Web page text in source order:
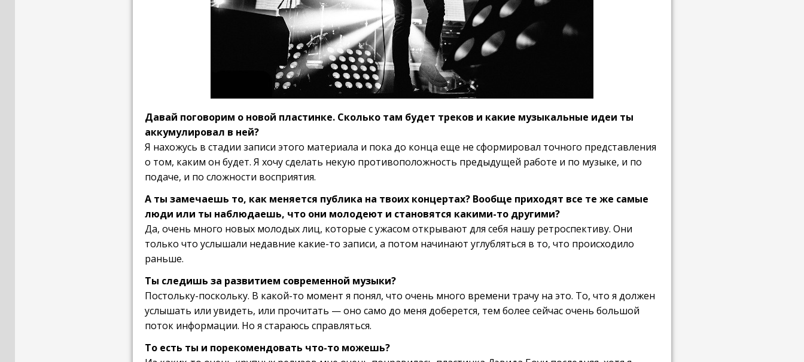
Давай поговорим о новой пластинке. Сколько там будет треков и какие музыкальные идеи ты
аккумулировал в ней?
Я нахожусь в стадии записи этого материала и пока до конца еще не сформировал точного представления
о том, каким он будет. Я хочу сделать некую противоположность предыдущей работе и по музыке, и по
подаче, и по сложности восприятия.
А ты замечаешь то, как меняется публика на твоих концертах? Вообще приходят все те же самые
люди или ты наблюдаешь, что они молодеют и становятся какими-то другими?
Да, очень много новых молодых лиц, которые с ужасом открывают для себя нашу ретроспективу. Они
только что услышали недавние какие-то записи, а потом начинают углубляться в то, что происходило
раньше.
Ты следишь за развитием современной музыки?
Постольку-поскольку. В какой-то момент я понял, что очень много времени трачу на это. То, что я должен
услышать или увидеть, или прочитать — оно само до меня доберется, тем более сейчас очень большой
поток информации. Но я стараюсь справляться.
То есть ты и порекомендовать что-то можешь?